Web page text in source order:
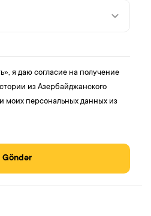
я даю согласие на получение
из Азербайджанского
моих персональных данных из
Göndər